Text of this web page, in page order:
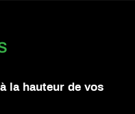
la hauteur de vos